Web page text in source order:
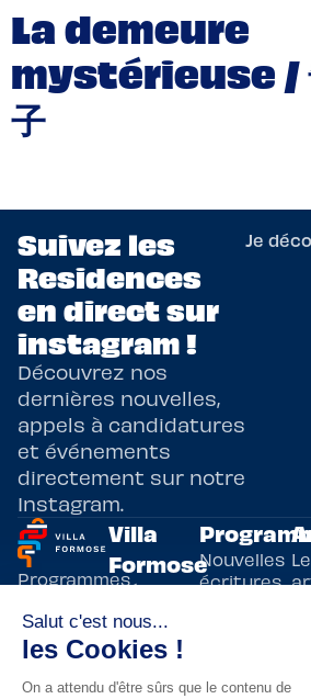
La demeure
mystérieuse /
子
Suivez les
Residences
en direct sur
instagram !
Découvrez nos
dernières nouvelles,
appels à candidatures
et événements
directement sur notre
Instagram.
Je
Programmes
résidences
artistiques
entre la
Villa
Formose
Présentation
Adoptez
un artiste
Nouvelles
écritures
Arts